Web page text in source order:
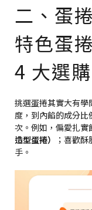
二、蛋
特色蛋
4 大選
挑選蛋捲其實大有學
度，到內餡的成分
次。例如，偏愛扎實
造型蛋捲）
；喜歡
手。